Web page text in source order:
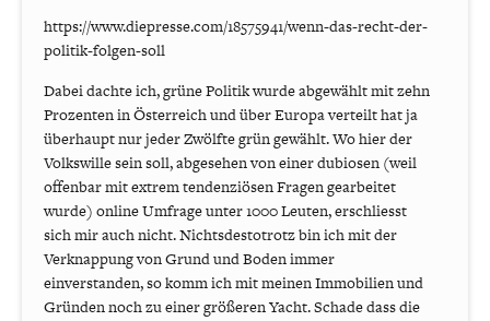
https://www.diepresse.com/18575941/wenn-das-recht-der-
politik-folgen-soll
Dabei dachte ich, grüne Politik wurde abgewählt mit zehn
Prozenten in Österreich und über Europa verteilt hat ja
überhaupt nur jeder Zwölfte grün gewählt. Wo hier der
Volkswille sein soll, abgesehen von einer dubiosen (weil
offenbar mit extrem tendenziösen Fragen gearbeitet
wurde) online Umfrage unter 1000 Leuten, erschliesst
sich mir auch nicht. Nichtsdestotrotz bin ich mit der
Verknappung von Grund und Boden immer
einverstanden, so komm ich mit meinen Immobilien und
Gründen noch zu einer größeren Yacht. Schade dass die